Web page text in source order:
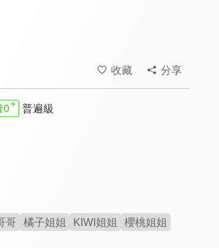
收藏 分享
普遍級
哥 橘子姐姐 KIWI姐姐
櫻桃姐姐